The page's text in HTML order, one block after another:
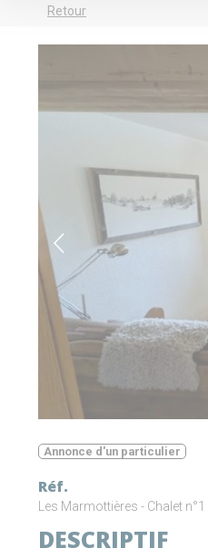
Retour
Annonce d'un particulier
Réf.
Les Marmottières - Chalet n°1
DESCRIPTIF